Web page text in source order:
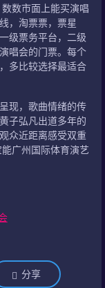
数市面上能买演唱
，淘票票，票星
级票务平台，二级
唱会的门票。每个
多比较选择最适合
现，歌曲情绪的传
子弘凡出道多年的
众近距离感受双重
广州国际体育演艺
分享